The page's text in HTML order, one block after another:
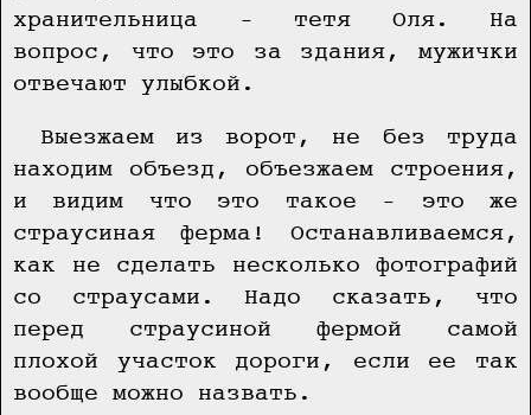
хранительница – тетя Оля. На
вопрос, что это за здания, мужички
отвечают улыбкой.
Выезжаем из ворот, не без труда
находим объезд, объезжаем строения,
и видим что это такое – это же
страусиная ферма! Останавливаемся,
как не сделать несколько фотографий
со страусами. Надо сказать, что
перед страусиной фермой самой
плохой участок дороги, если ее так
вообще можно назвать.